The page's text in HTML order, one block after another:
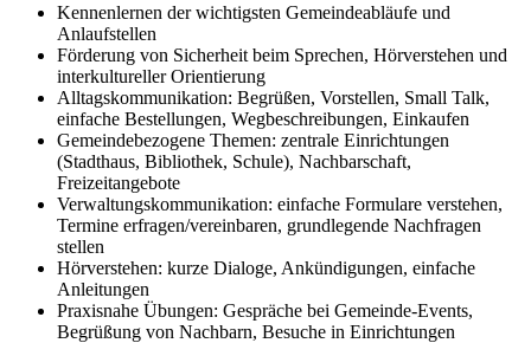
Kennenlernen der wichtigsten Gemeindeabläufe und
Anlaufstellen
Förderung von Sicherheit beim Sprechen, Hörverstehen und
interkultureller Orientierung
Alltagskommunikation: Begrüßen, Vorstellen, Small Talk,
einfache Bestellungen, Wegbeschreibungen, Einkaufen
Gemeindebezogene Themen: zentrale Einrichtungen
(Stadthaus, Bibliothek, Schule), Nachbarschaft,
Freizeitangebote
Verwaltungskommunikation: einfache Formulare verstehen,
Termine erfragen/vereinbaren, grundlegende Nachfragen
stellen
Hörverstehen: kurze Dialoge, Ankündigungen, einfache
Anleitungen
Praxisnahe Übungen: Gespräche bei Gemeinde-Events,
Begrüßung von Nachbarn, Besuche in Einrichtungen